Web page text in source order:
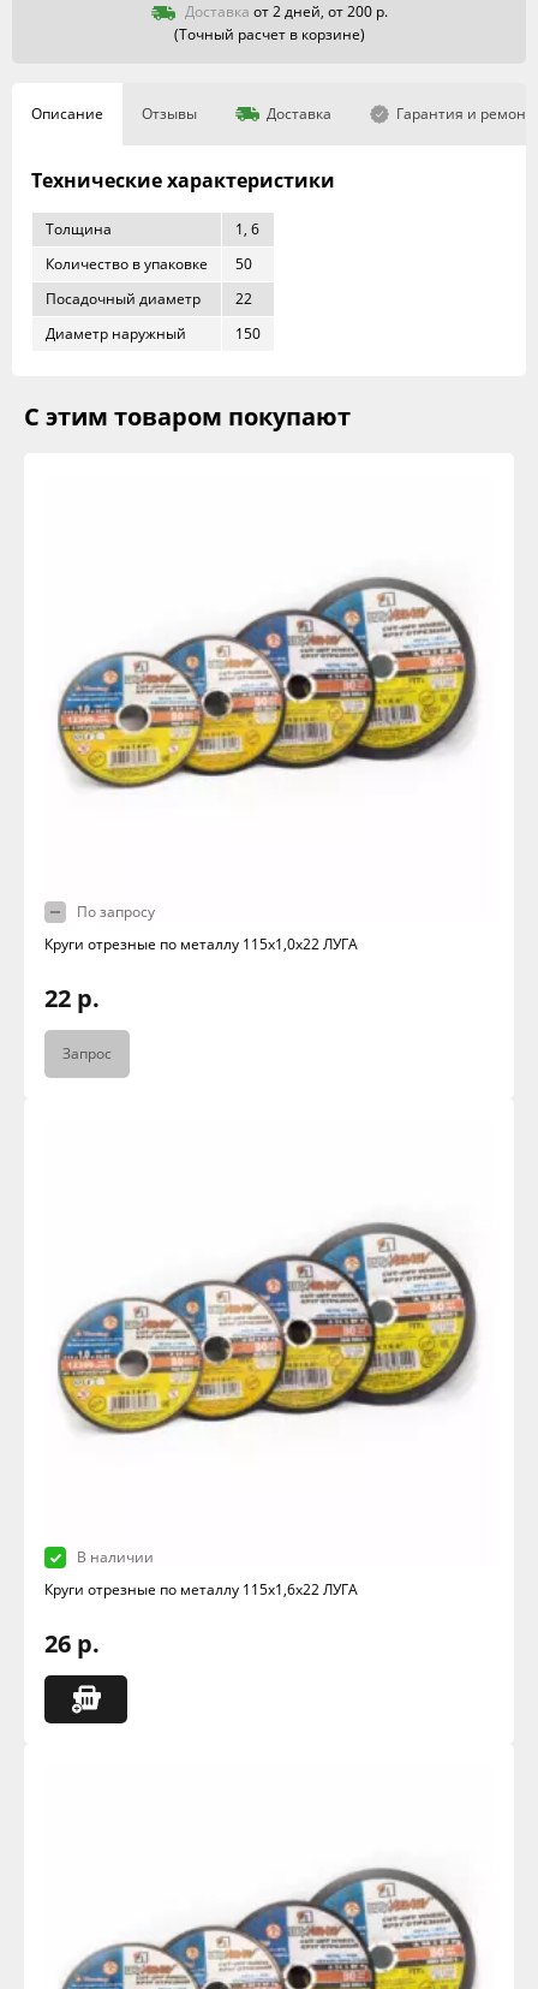
Доставка от 2 дней, от 200 р.
(Точный расчет в корзине)
Описание Отзывы Доставка Гарантия и ремонт
Технические характеристики
Толщина
1, 6
Количество в упаковке
50
Посадочный диаметр
22
Диаметр наружный
150
С этим товаром покупают
По запросу
Круги отрезные по металлу 115х1,0х22 ЛУГА
22 р.
Запрос
В наличии
Круги отрезные по металлу 115х1,6х22 ЛУГА
26 р.